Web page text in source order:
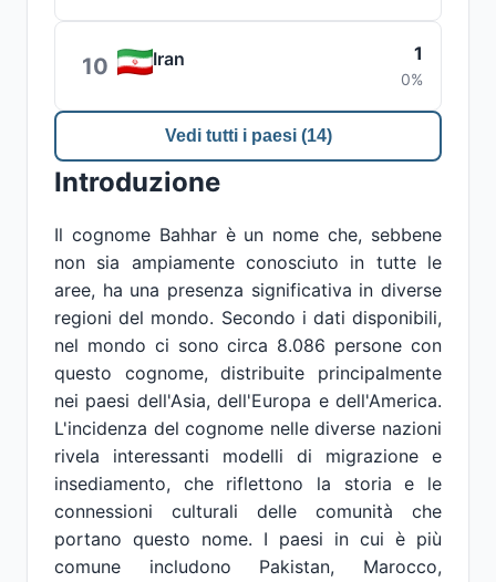
10 Iran 1
0%
Vedi tutti i paesi (14)
Introduzione
Il cognome Bahhar è un nome che, sebbene
non sia ampiamente conosciuto in tutte le
aree, ha una presenza significativa in diverse
regioni del mondo. Secondo i dati disponibili,
nel mondo ci sono circa 8.086 persone con
questo cognome, distribuite principalmente
nei paesi dell'Asia, dell'Europa e dell'America.
L'incidenza del cognome nelle diverse nazioni
rivela interessanti modelli di migrazione e
insediamento, che riflettono la storia e le
connessioni culturali delle comunità che
portano questo nome. I paesi in cui è più
comune includono Pakistan, Marocco,